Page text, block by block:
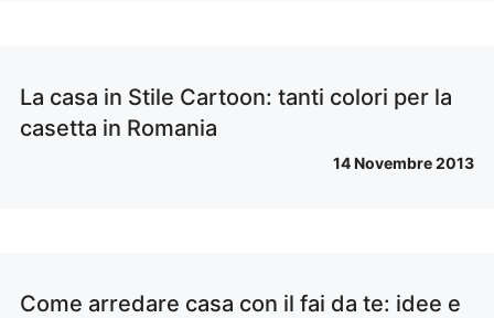
La casa in Stile Cartoon: tanti colori per la
casetta in Romania
14 Novembre 2013
Come arredare casa con il fai da te: idee e